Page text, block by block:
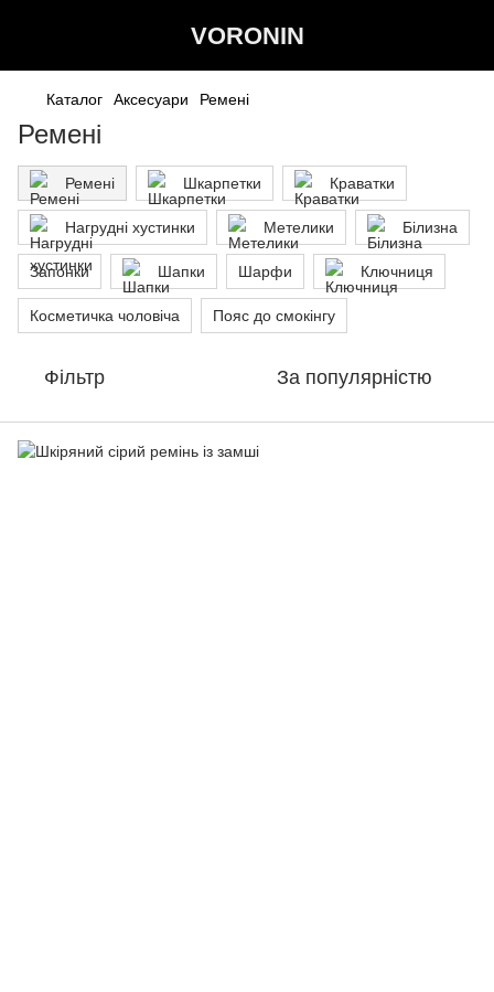
VORONIN
Каталог Аксесуари Ремені
Ремені
Ремені Шкарпетки Краватки
Нагрудні хустинки Метелики Білизна
Запонки Шапки Шарфи Ключниця
Косметичка чоловіча Пояс до смокінгу
Фільтр За популярністю